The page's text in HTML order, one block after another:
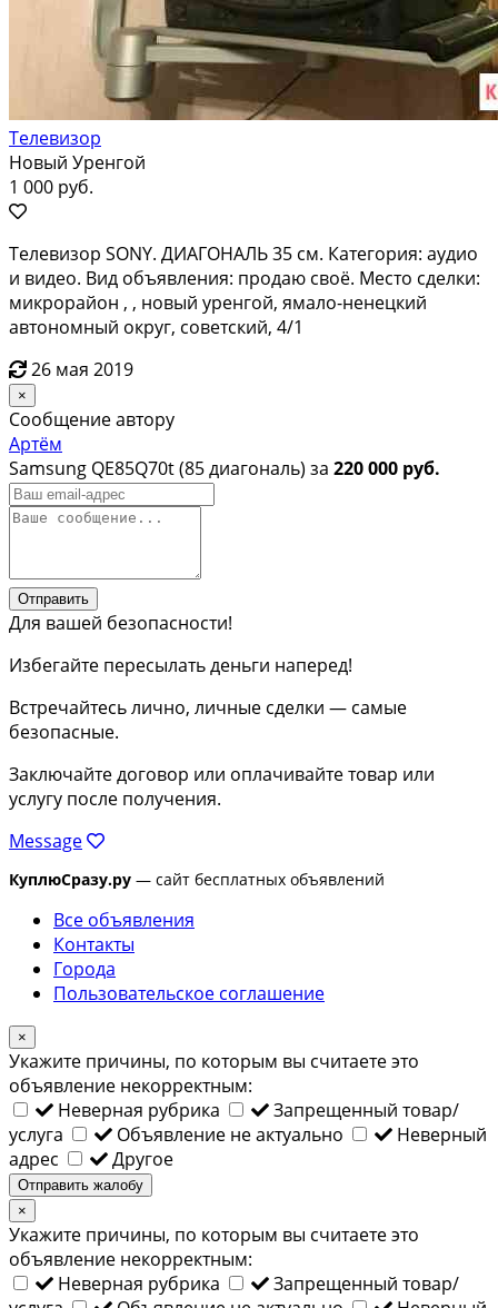
Телевизор
Новый Уренгой
1 000 руб.
Телевизор SONY. ДИАГОНАЛЬ 35 см. Категория: аудио
и видео. Вид объявления: продаю своё. Место сделки:
микрорайон , , новый уренгой, ямало-ненецкий
автономный округ, советский, 4/1
26 мая 2019
×
Сообщение автору
Артём
Samsung QE85Q70t (85 диагональ) за 220 000 руб.
Отправить
Для вашей безопасности!
Избегайте пересылать деньги наперед!
Встречайтесь лично, личные сделки — самые
безопасные.
Заключайте договор или оплачивайте товар или
услугу после получения.
Message
КуплюСразу.ру — сайт бесплатных объявлений
Все объявления
Контакты
Города
Пользовательское соглашение
×
Укажите причины, по которым вы считаете это
объявление некорректным:
Неверная рубрика
Запрещенный товар/
услуга
Объявление не актуально
Неверный
адрес
Другое
Отправить жалобу
×
Укажите причины, по которым вы считаете это
объявление некорректным:
Неверная рубрика
Запрещенный товар/